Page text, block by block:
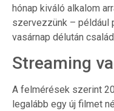
hónap kiváló alkalom
szervezzünk – például
vasárnap délután
Streaming
A felmérések szerint
legalább egy új filmet